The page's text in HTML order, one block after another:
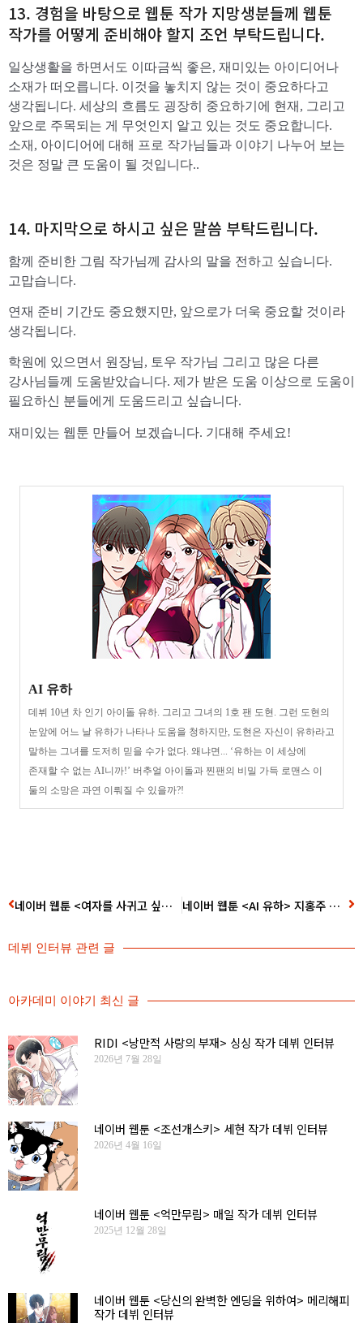
13. 경험을 바탕으로 웹툰 작가 지망생분들께 웹툰
작가를 어떻게 준비해야 할지 조언 부탁드립니다.
일상생활을 하면서도 이따금씩 좋은, 재미있는 아이디어나
소재가 떠오릅니다. 이것을 놓치지 않는 것이 중요하다고
생각됩니다. 세상의 흐름도 굉장히 중요하기에 현재, 그리고
앞으로 주목되는 게 무엇인지 알고 있는 것도 중요합니다.
소재, 아이디어에 대해 프로 작가님들과 이야기 나누어 보는
것은 정말 큰 도움이 될 것입니다..
14. 마지막으로 하시고 싶은 말씀 부탁드립니다.
함께 준비한 그림 작가님께 감사의 말을 전하고 싶습니다.
고맙습니다.
연재 준비 기간도 중요했지만, 앞으로가 더욱 중요할 것이라
생각됩니다.
학원에 있으면서 원장님, 토우 작가님 그리고 많은 다른
강사님들께 도움받았습니다. 제가 받은 도움 이상으로 도움이
필요하신 분들에게 도움드리고 싶습니다.
재미있는 웹툰 만들어 보겠습니다. 기대해 주세요!
AI 유하
데뷔 10년 차 인기 아이돌 유하. 그리고 그녀의 1호 팬 도현. 그런 도현의
눈앞에 어느 날 유하가 나타나 도움을 청하지만, 도현은 자신이 유하라고
말하는 그녀를 도저히 믿을 수가 없다. 왜냐면... ‘유하는 이 세상에
존재할 수 없는 AI니까!’ 버추얼 아이돌과 찐팬의 비밀 가득 로맨스 이
둘의 소망은 과연 이뤄질 수 있을까?!
네이버 웹툰 <여자를 사귀고 싶다> 영오 작가 데뷔 인터뷰 네이버 웹툰 <AI 유하> 지홍주 작가 데뷔 인터뷰
데뷔 인터뷰 관련 글
아카데미 이야기 최신 글
RIDI <낭만적 사랑의 부재> 싱싱 작가 데뷔 인터뷰
2026년 7월 28일
네이버 웹툰 <조선개스키> 세현 작가 데뷔 인터뷰
2026년 4월 16일
네이버 웹툰 <억만무림> 매일 작가 데뷔 인터뷰
2025년 12월 28일
네이버 웹툰 <당신의 완벽한 엔딩을 위하여> 메리해피
작가 데뷔 인터뷰